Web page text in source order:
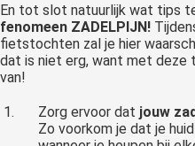
En tot slot natuurlijk wat tips
fenomeen ZADELPIJN!
fietstochten zal je hier
dat is niet erg, want met deze
van!
Zorg ervoor dat jouw
Zo voorkom je dat je